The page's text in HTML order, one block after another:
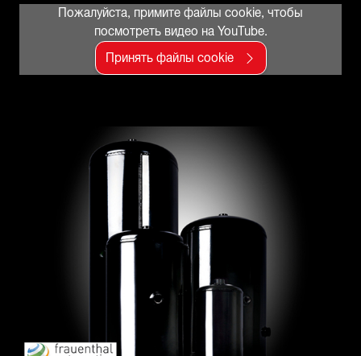
Пожалуйста, примите файлы cookie, чтобы
посмотреть видео на YouTube.
Принять файлы cookie